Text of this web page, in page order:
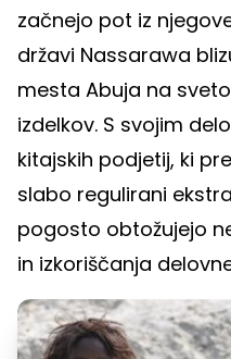
začnejo pot iz
državi Nassarawa
mesta Abuja na
izdelkov. S svojim
kitajskih podjetij, ki
slabo regulirani
pogosto obtožujejo
in izkoriščanja